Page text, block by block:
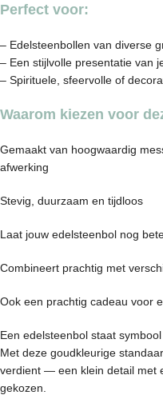
Perfect voor:
– Edelsteenbollen van diverse
– Een stijlvolle presentatie van
– Spirituele, sfeervolle of
Waarom kiezen voor
Gemaakt van hoogwaardig
afwerking
Stevig, duurzaam en tijdloos
Laat jouw edelsteenbol nog
Combineert prachtig met
Ook een prachtig cadeau voor
Een edelsteenbol staat
Met deze goudkleurige
verdient — een klein detail met
gekozen.